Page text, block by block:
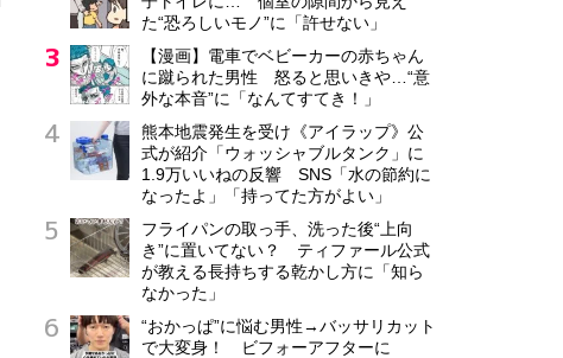
た“恐ろしいモノ”に「許せない」
【漫画】電車でベビーカーの赤ちゃん
に蹴られた男性 怒ると思いきや…“意
外な本音”に「なんてすてき！」
熊本地震発生を受け《アイラップ》公
式が紹介「ウォッシャブルタンク」に
1.9万いいねの反響 SNS「水の節約に
なったよ」「持ってた方がよい」
フライパンの取っ手、洗った後“上向
き”に置いてない？ ティファール公式
が教える長持ちする乾かし方に「知ら
なかった」
“おかっぱ”に悩む男性→バッサリカット
で大変身！ ビフォーアフターに